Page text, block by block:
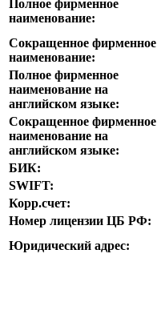
Полное фирменное
наименование:
Сокращенное фирменное
наименование:
Полное фирменное
наименование на
английском языке:
Сокращенное фирменное
наименование на
английском языке:
БИК:
SWIFT:
Корр.счет:
Номер лицензии ЦБ РФ:
Юридический адрес: